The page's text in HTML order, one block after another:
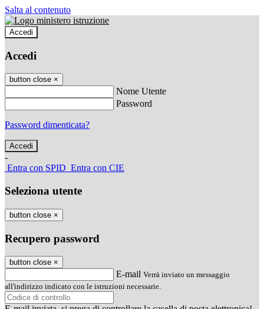
Salta al contenuto
Accedi
Accedi
button close ×
Nome Utente
Password
Password dimenticata?
-
Entra con SPID Entra con CIE
Seleziona utente
button close ×
Recupero password
button close ×
E-mail Verrà inviato un messaggio
all'indirizzo indicato con le istruzioni necessarie.